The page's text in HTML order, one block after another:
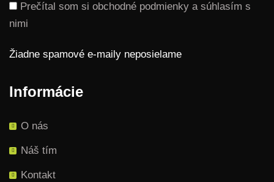
Prečítal som si obchodné podmienky a súhlasím s
nimi
Žiadne spamové e-maily neposielame
Informácie
O nás
Náš tím
Kontakt